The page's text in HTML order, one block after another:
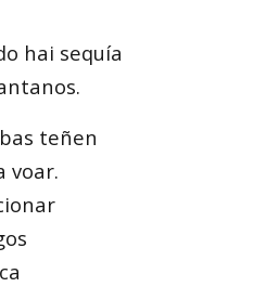
hai sequía
teñen
voar.